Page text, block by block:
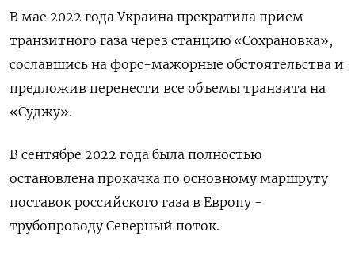
В мае 2022 года Украина прекратила прием
транзитного газа через станцию «Сохрановка»,
сославшись на форс-мажорные обстоятельства и
предложив перенести все объемы транзита на
«Суджу».
В сентябре 2022 года была полностью
остановлена прокачка по основному маршруту
поставок российского газа в Европу -
трубопроводу Северный поток.